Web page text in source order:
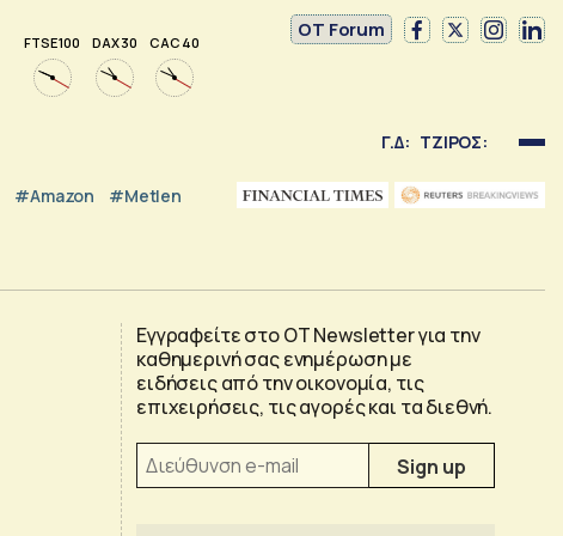
FTSE 100 DAX 30 CAC 40
OT Forum
Γ.Δ: ΤΖΙΡΟΣ:
#Amazon #Metlen
Εγγραφείτε στο OT Newsletter για την
καθημερινή σας ενημέρωση με
ειδήσεις από την οικονομία, τις
επιχειρήσεις, τις αγορές και τα διεθνή.